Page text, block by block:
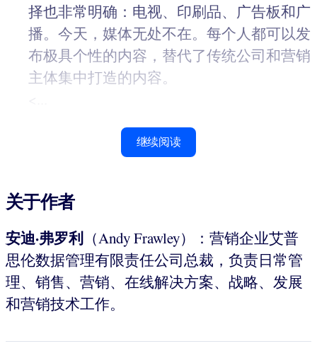
择也非常明确：电视、印刷品、广告板和广
播。今天，媒体无处不在。每个人都可以发
布极具个性的内容，替代了传统公司和营销
主体集中打造的内容。
继续阅读
关于作者
安迪·弗罗利 （Andy Frawley）：营销企业艾普
思伦数据管理有限责任公司总裁，负责日常管
理、销售、营销、在线解决方案、战略、发展
和营销技术工作。